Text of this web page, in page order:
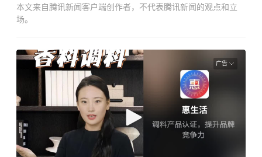
本文来自腾讯新闻客户端创作者，不代表腾讯新闻的观点和立
场。
广告